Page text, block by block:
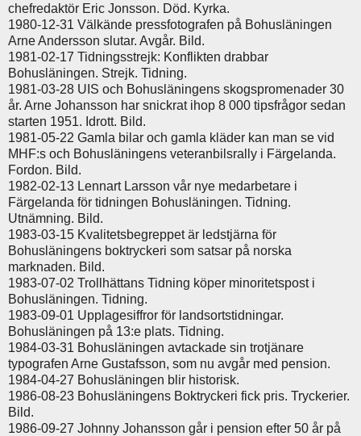
chefredaktör Eric Jonsson. Död. Kyrka.
1980-12-31 Välkände pressfotografen på Bohusläningen
Arne Andersson slutar. Avgår. Bild.
1981-02-17 Tidningsstrejk: Konflikten drabbar
Bohusläningen. Strejk. Tidning.
1981-03-28 UIS och Bohusläningens skogspromenader 30
år. Arne Johansson har snickrat ihop 8 000 tipsfrågor sedan
starten 1951. Idrott. Bild.
1981-05-22 Gamla bilar och gamla kläder kan man se vid
MHF:s och Bohusläningens veteranbilsrally i Färgelanda.
Fordon. Bild.
1982-02-13 Lennart Larsson vår nye medarbetare i
Färgelanda för tidningen Bohusläningen. Tidning.
Utnämning. Bild.
1983-03-15 Kvalitetsbegreppet är ledstjärna för
Bohusläningens boktryckeri som satsar på norska
marknaden. Bild.
1983-07-02 Trollhättans Tidning köper minoritetspost i
Bohusläningen. Tidning.
1983-09-01 Upplagesiffror för landsortstidningar.
Bohusläningen på 13:e plats. Tidning.
1984-03-31 Bohusläningen avtackade sin trotjänare
typografen Arne Gustafsson, som nu avgår med pension.
1984-04-27 Bohusläningen blir historisk.
1986-08-23 Bohusläningens Boktryckeri fick pris. Tryckerier.
Bild.
1986-09-27 Johnny Johansson går i pension efter 50 år på